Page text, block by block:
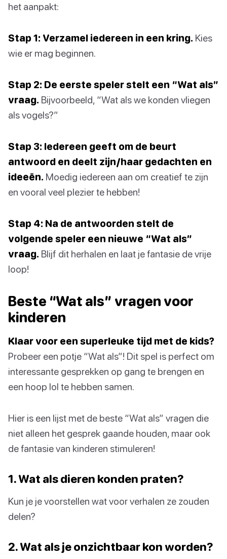
het aanpakt:
Stap 1: Verzamel iedereen in een kring. Kies
wie er mag beginnen.
Stap 2: De eerste speler stelt een “Wat als”
vraag. Bijvoorbeeld, “Wat als we konden vliegen
als vogels?”
Stap 3: Iedereen geeft om de beurt
antwoord en deelt zijn/haar gedachten en
ideeën. Moedig iedereen aan om creatief te zijn
en vooral veel plezier te hebben!
Stap 4: Na de antwoorden stelt de
volgende speler een nieuwe “Wat als”
vraag. Blijf dit herhalen en laat je fantasie de vrije
loop!
Beste “Wat als” vragen voor
kinderen
Klaar voor een superleuke tijd met de kids?
Probeer een potje “Wat als”! Dit spel is perfect om
interessante gesprekken op gang te brengen en
een hoop lol te hebben samen.
Hier is een lijst met de beste “Wat als” vragen die
niet alleen het gesprek gaande houden, maar ook
de fantasie van kinderen stimuleren!
1. Wat als dieren konden praten?
Kun je je voorstellen wat voor verhalen ze zouden
delen?
2. Wat als je onzichtbaar kon worden?